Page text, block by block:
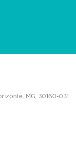
MG, 30160-031